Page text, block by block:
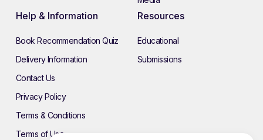
Help & Information
Book Recommendation Quiz
Delivery Information
Contact Us
Privacy Policy
Terms & Conditions
Terms of Use
Resources
Educational
Submissions